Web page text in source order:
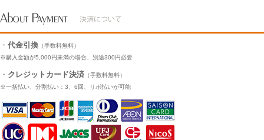
・ 代金引換 （手数料無料）
※購入金額が5,000円未満の場合、別途300円必要
・ クレジットカード決済 （手数料無料）
※一括払い、分割払い：3、6回、リボ払いが可能